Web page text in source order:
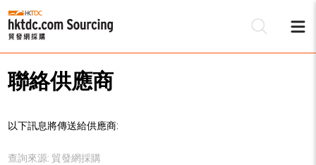
聯絡供應商
以下訊息將傳送給供應商:
查詢來源: 貿發網採購